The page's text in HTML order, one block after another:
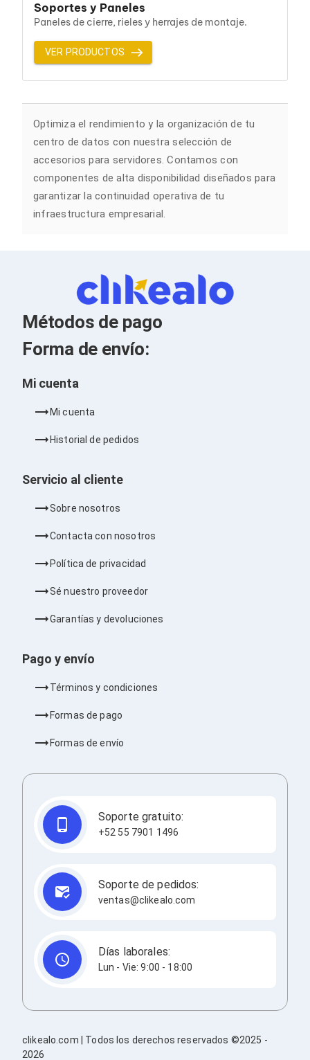
Mouse
Mousepads
Teclados Numéricos
Controles de Juego para PC
Servidores
Racks y Gabinetes
Charolas para Racks y Gabinetes
Cableado Estructurado para Servidores
Cables KVM
Fuentes de Poder
Enfriamiento para Servidores
Soportes y Paneles
Sistemas Operativos para Servidores
Servidores
Accesorios para Discos Duros
Gabinetes de Discos Duros
Discos Duros Externos
Discos Duros para NAS
Discos Duros para Videovigilancia
Discos Duros para Servidores
Accesorios para SSD
Almacenamiento MSA
Discos Duros Internos para Laptop
Monitores
Filtros de Privacidad para Monitores
Estaciones de Trabajo
Memorias RAM para PC
Memorias RAM para Laptop
Lectores de Memoria
Componentes
Tarjetas de Sonido
Procesadores
Enfriamiento y Ventilación
Pasta Térmica
Unidades de Disco
Quemadores de DVD
Accesorios para Laptops
Cargadores
Docking Stations
Filtros de privacidad
Bases para Laptops
Mochilas para Laptops
Soportes para Celulares y Tablets
Fundas y Skins
Lápices para Tablets
Audífonos
Accesorios para PC's
Bases para PC's
Soportes y Paneles
Paneles de cierre, rieles y herrajes de montaje.
VER PRODUCTOS
Optimiza el rendimiento y la organización de tu
centro de datos con nuestra selección de
accesorios para servidores. Contamos con
componentes de alta disponibilidad diseñados para
garantizar la continuidad operativa de tu
infraestructura empresarial.
Métodos de pago
Forma de envío:
Mi cuenta
Mi cuenta
Historial de pedidos
Servicio al cliente
Sobre nosotros
Contacta con nosotros
Política de privacidad
Sé nuestro proveedor
Garantías y devoluciones
Pago y envío
Términos y condiciones
Formas de pago
Formas de envío
Soporte gratuito:
+52 55 7901 1496
Soporte de pedidos:
ventas@clikealo.com
Días laborales:
Lun - Vie: 9:00 - 18:00
clikealo.com | Todos los derechos reservados ©2025 -
2026